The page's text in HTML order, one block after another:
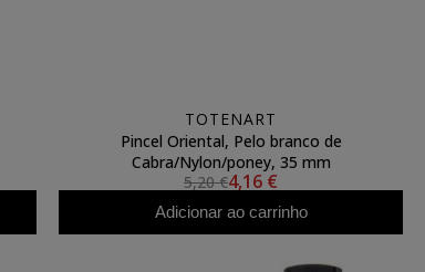
TOTENART
Pincel Oriental, Pelo branco de
Cabra/Nylon/poney, 35 mm
5,20 €4,16 €
Adicionar ao carrinho